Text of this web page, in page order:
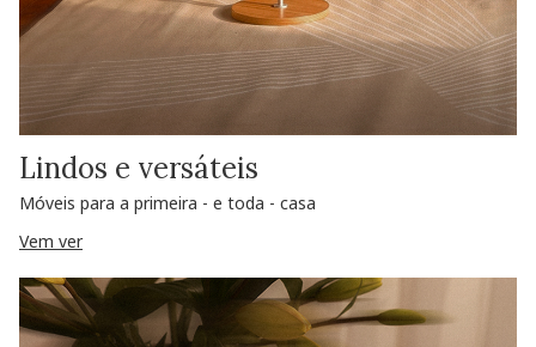
Lindos e versáteis
Móveis para a primeira - e toda - casa
Vem ver